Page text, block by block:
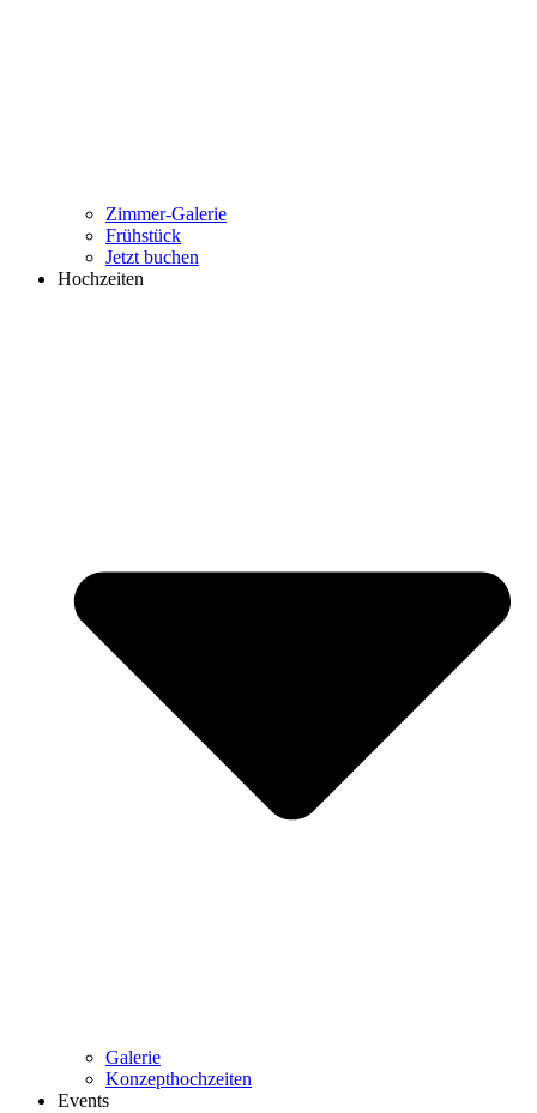
Zimmer-Galerie
Frühstück
Jetzt buchen
Hochzeiten
Galerie
Konzepthochzeiten
Events